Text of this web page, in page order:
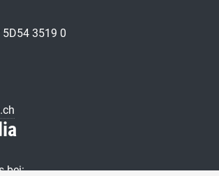
3519 0
bei: